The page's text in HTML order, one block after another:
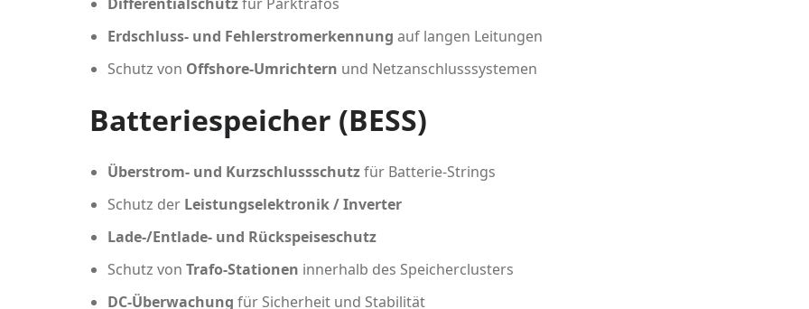
Erdschluss- und Fehlerstromerkennung auf langen Leitungen
Schutz von Offshore-Umrichtern und Netzanschlusssystemen
Batteriespeicher (BESS)
Überstrom- und Kurzschlussschutzfür Batterie-Strings
Schutz der Leistungselektronik / Inverter
Lade-/Entlade- und Rückspeiseschutz
Schutz von Trafo-Stationen innerhalb des Speicherclusters
DC-Überwachung für Sicherheit und Stabilität